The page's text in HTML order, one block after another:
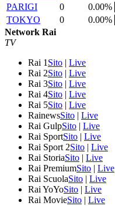
PARIGI
0
0.00%
TOKYO
0
0.00%
Network Rai
TV
Rai 1 Sito | Live
Rai 2Sito | Live
Rai 3Sito | Live
Rai 4Sito | Live
Rai 5Sito | Live
RainewsSito | Live
Rai GulpSito | Live
Rai SportSito | Live
Rai Sport 2Sito | Live
Rai StoriaSito | Live
Rai PremiumSito | Live
Rai ScuolaSito | Live
Rai YoYoSito | Live
Rai MovieSito | Live